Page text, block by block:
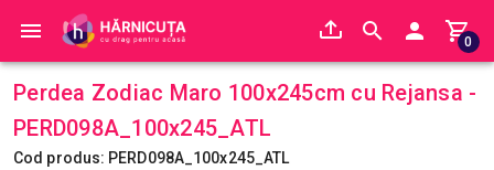
0
Perdea Zodiac Maro 100x245cm cu Rejansa -
PERD098A_100x245_ATL
Cod produs: PERD098A_100x245_ATL